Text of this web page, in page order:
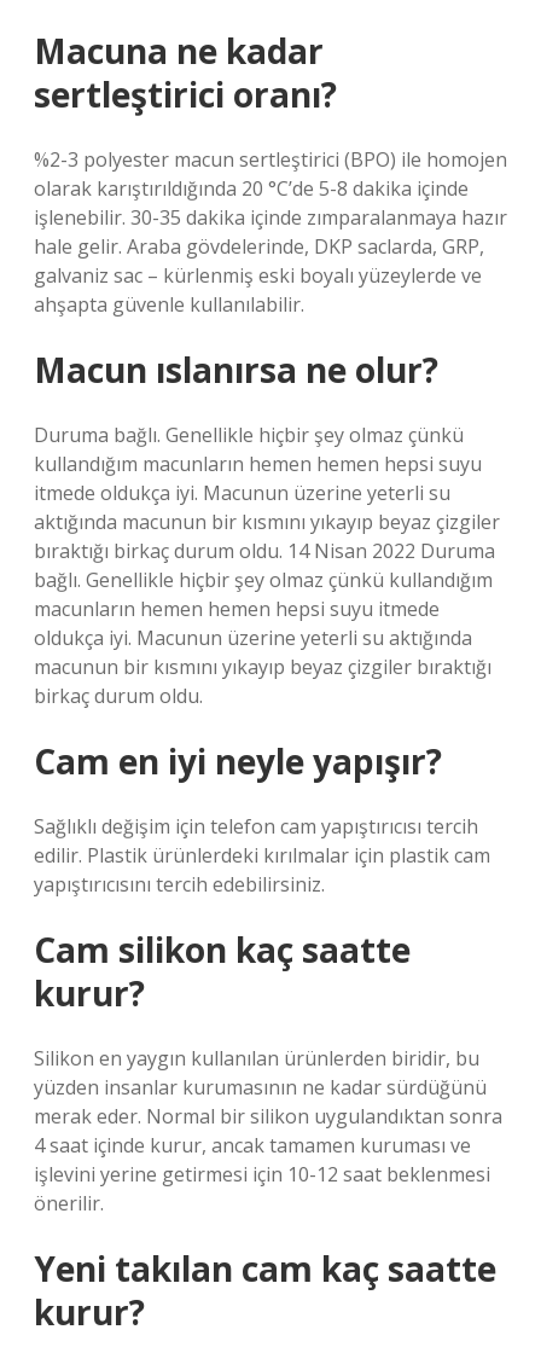
Macuna ne kadar
sertleştirici oranı?
%2-3 polyester macun sertleştirici (BPO) ile homojen
olarak karıştırıldığında 20 °C’de 5-8 dakika içinde
işlenebilir. 30-35 dakika içinde zımparalanmaya hazır
hale gelir. Araba gövdelerinde, DKP saclarda, GRP,
galvaniz sac – kürlenmiş eski boyalı yüzeylerde ve
ahşapta güvenle kullanılabilir.
Macun ıslanırsa ne olur?
Duruma bağlı. Genellikle hiçbir şey olmaz çünkü
kullandığım macunların hemen hemen hepsi suyu
itmede oldukça iyi. Macunun üzerine yeterli su
aktığında macunun bir kısmını yıkayıp beyaz çizgiler
bıraktığı birkaç durum oldu. 14 Nisan 2022 Duruma
bağlı. Genellikle hiçbir şey olmaz çünkü kullandığım
macunların hemen hemen hepsi suyu itmede
oldukça iyi. Macunun üzerine yeterli su aktığında
macunun bir kısmını yıkayıp beyaz çizgiler bıraktığı
birkaç durum oldu.
Cam en iyi neyle yapışır?
Sağlıklı değişim için telefon cam yapıştırıcısı tercih
edilir. Plastik ürünlerdeki kırılmalar için plastik cam
yapıştırıcısını tercih edebilirsiniz.
Cam silikon kaç saatte
kurur?
Silikon en yaygın kullanılan ürünlerden biridir, bu
yüzden insanlar kurumasının ne kadar sürdüğünü
merak eder. Normal bir silikon uygulandıktan sonra
4 saat içinde kurur, ancak tamamen kuruması ve
işlevini yerine getirmesi için 10-12 saat beklenmesi
önerilir.
Yeni takılan cam kaç saatte
kurur?